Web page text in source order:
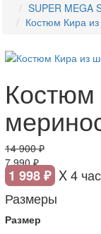
SUPER MEGA
Костюм Кира
14 900 ₽
7 990 ₽
1 998 ₽ X 4
Размеры
Размер